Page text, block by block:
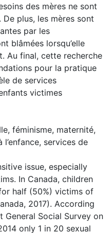
des mères ne sont
plus, les mères sont
par les
blâmées lorsqu’elle
Au final, cette recherche
pour la pratique
de services
victimes
féminisme, maternité,
l’enfance, services de
issue, especially
In Canada, children
half (50%) victims of
2017). According
Social Survey on
only 1 in 20 sexual